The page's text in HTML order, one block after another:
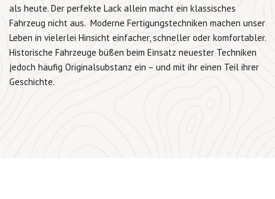
als heute. Der perfekte Lack allein macht ein klassisches
Fahrzeug nicht aus. Moderne Fertigungstechniken machen unser
Leben in vielerlei Hinsicht einfacher, schneller oder komfortabler.
Historische Fahrzeuge büßen beim Einsatz neuester Techniken
jedoch häufig Originalsubstanz ein – und mit ihr einen Teil ihrer
Geschichte.